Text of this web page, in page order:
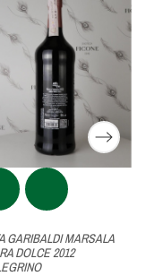
GARIBALDI MARSALA
DOLCE 2012